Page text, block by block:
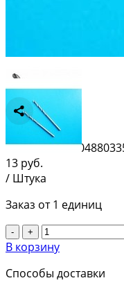
Сравнить
Штрихкод:
13 руб.
/ Штука
Заказ от 1 единиц
- +
В корзину
Способы доставки